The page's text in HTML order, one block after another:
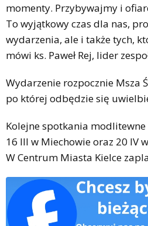
momenty. Przybywajmy i
To wyjątkowy czas dla nas,
wydarzenia, ale i także tych,
mówi ks. Paweł Rej, lider
Wydarzenie rozpocznie Msza
po której odbędzie się
Kolejne spotkania
16 III w Miechowie oraz 20 IV
W Centrum Miasta Kielce